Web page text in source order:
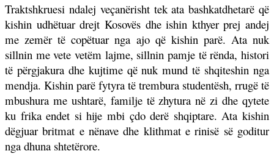
Traktshkruesi ndalej veçanërisht tek ata bashkatdhetarë që
kishin udhëtuar drejt Kosovës dhe ishin kthyer prej andej
me zemër të copëtuar nga ajo që kishin parë. Ata nuk
sillnin me vete vetëm lajme, sillnin pamje të rënda, histori
të përgjakura dhe kujtime që nuk mund të shqiteshin nga
mendja. Kishin parë fytyra të trembura studentësh, rrugë të
mbushura me ushtarë, familje të zhytura në zi dhe qytete
ku frika endet si hije mbi çdo derë shqiptare. Ata kishin
dëgjuar britmat e nënave dhe klithmat e rinisë së goditur
nga dhuna shtetërore.